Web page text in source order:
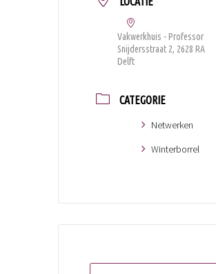
Vakwerkhuis - Professor
Snijdersstraat 2, 2628 RA
Delft
CATEGORIE
Netwerken
Winterborrel